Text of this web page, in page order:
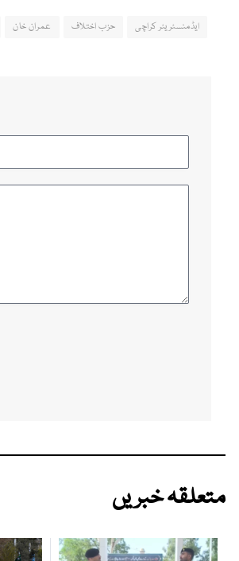
ایڈمنسٹریٹر کراچی حزب اختلاف عمران خان
متعلقہ خبریں